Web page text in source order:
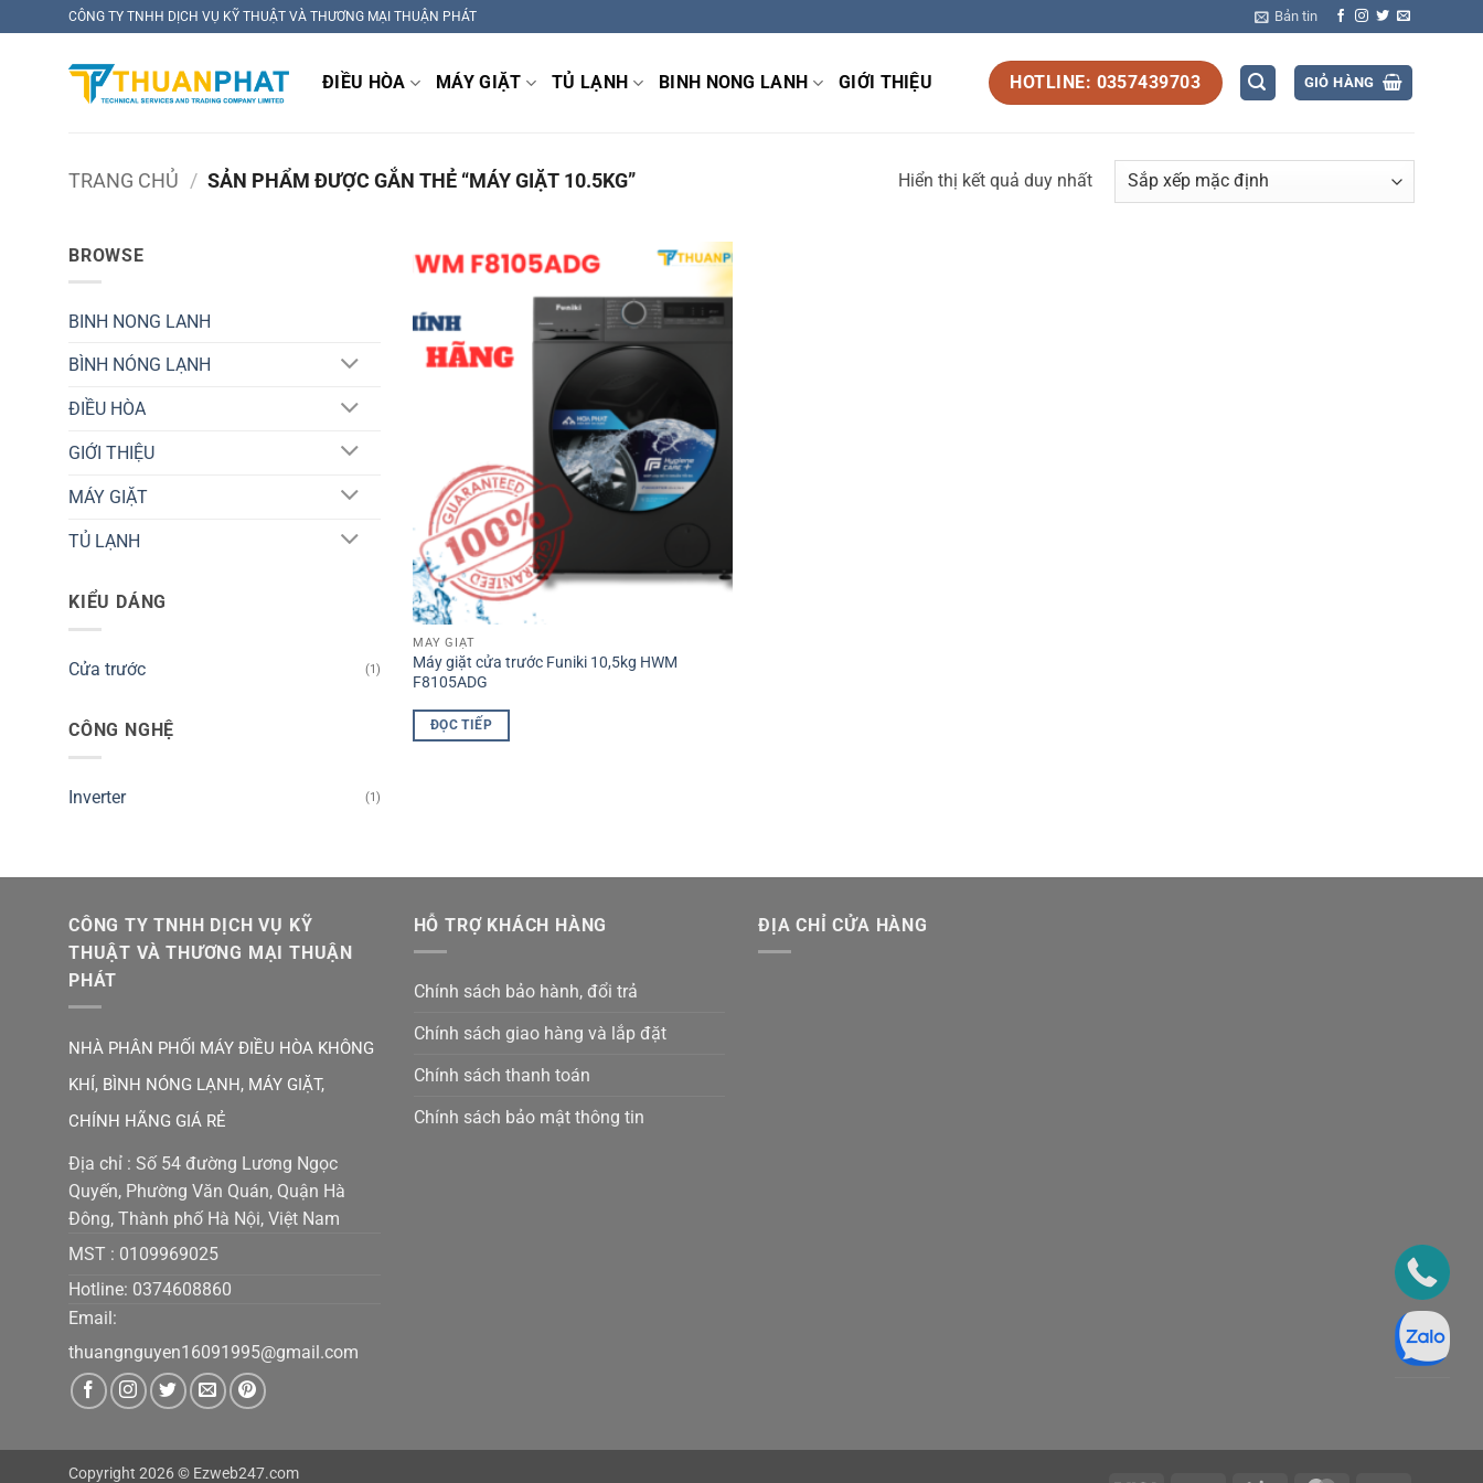
qua
CÔNG TY TNHH DỊCH VỤ KỸ THUẬT VÀ THƯƠNG MẠI THUẬN PHÁT Bản tin
ĐIỀU HÒA MÁY GIẶT TỦ LẠNH BINH NONG LANH GIỚI THIỆU HOTLINE: 0357439703 GIỎ HÀNG
TRANG CHỦ / SẢN PHẨM ĐƯỢC GẮN THẺ “MÁY GIẶT 10.5KG” Hiển thị kết quả duy nhất
BROWSE
BINH NONG LANH
BÌNH NÓNG LẠNH
ĐIỀU HÒA
GIỚI THIỆU
MÁY GIẶT
TỦ LẠNH
KIỂU DÁNG
Cửa trước (1)
CÔNG NGHỆ
Inverter (1)
MÁY GIẶT
Máy giặt cửa trước Funiki 10,5kg HWM
F8105ADG
ĐỌC TIẾP
CÔNG TY TNHH DỊCH VỤ KỸ
THUẬT VÀ THƯƠNG MẠI THUẬN
PHÁT
NHÀ PHÂN PHỐI MÁY ĐIỀU HÒA KHÔNG
KHÍ, BÌNH NÓNG LẠNH, MÁY GIẶT,
CHÍNH HÃNG GIÁ RẺ
Địa chỉ : Số 54 đường Lương Ngọc
Quyến, Phường Văn Quán, Quận Hà
Đông, Thành phố Hà Nội, Việt Nam
MST : 0109969025
Hotline: 0374608860
Email:
thuangnguyen16091995@gmail.com
HỖ TRỢ KHÁCH HÀNG
Chính sách bảo hành, đổi trả
Chính sách giao hàng và lắp đặt
Chính sách thanh toán
Chính sách bảo mật thông tin
ĐỊA CHỈ CỬA HÀNG
Copyright 2026 © Ezweb247.com